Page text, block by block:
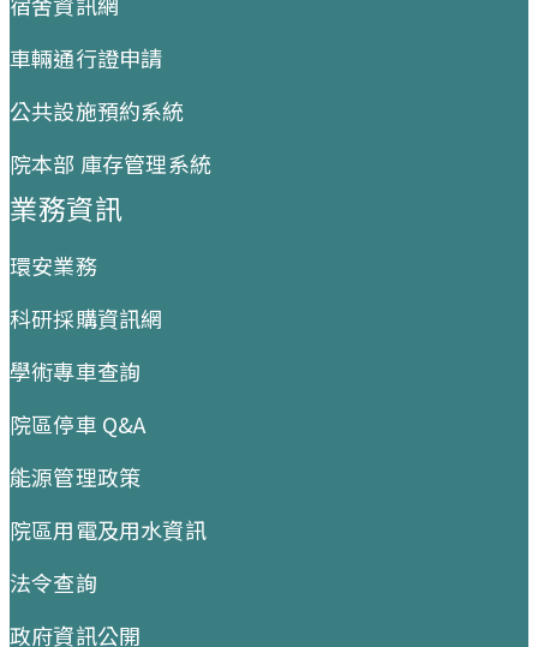
車輛通行證申請
公共設施預約系統
院本部 庫存管理系統
業務資訊
環安業務
科研採購資訊網
學術專車查詢
院區停車 Q&A
能源管理政策
院區用電及用水資訊
法令查詢
政府資訊公開